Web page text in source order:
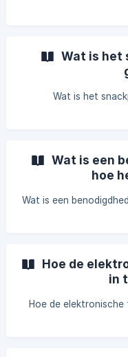
Wat is het
Wat is het
Wat is een
hoe
Wat is een
Hoe de
in
Hoe de